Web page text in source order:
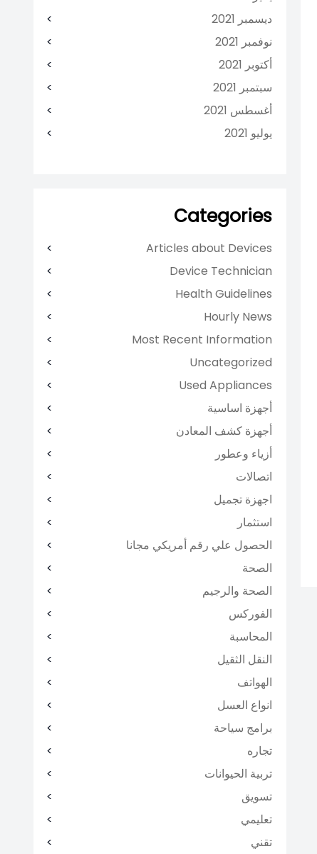
ديسمبر 2021
نوفمبر 2021
أكتوبر 2021
سبتمبر 2021
أغسطس 2021
يوليو 2021
Categories
Articles about Devices
Device Technician
Health Guidelines
Hourly News
Most Recent Information
Uncategorized
Used Appliances
أجهزة اساسية
أجهزة كشف المعادن
أزياء وعطور
اتصالات
اجهزة تجميل
استثمار
الحصول علي رقم أمريكي مجانا
الصحة
الصحة والرجيم
الفوركس
المحاسبة
النقل الثقيل
الهواتف
انواع العسل
برامج سياحة
تجاره
تربية الحيوانات
تسويق
تعليمي
تقني